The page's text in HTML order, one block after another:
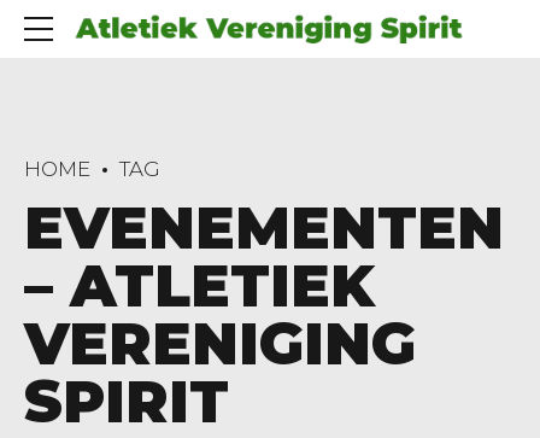
HOME TAG
EVENEMENTEN
– ATLETIEK
VERENIGING
SPIRIT